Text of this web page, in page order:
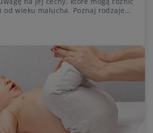
od wieku malucha. Poznaj rodzaje
u najmłodszych.